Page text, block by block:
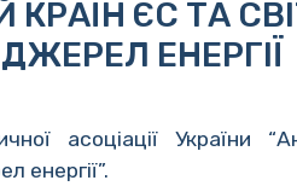
ЄС ТА
ЕНЕРГІЇ
асоціації України
енергії”.